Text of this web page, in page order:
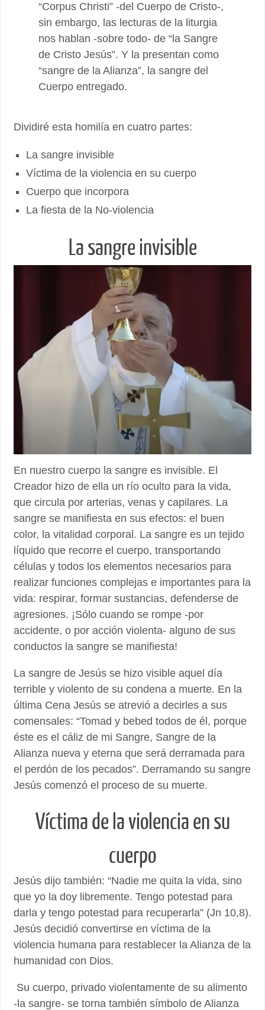
“Corpus Christi” -del Cuerpo de Cristo-,
sin embargo, las lecturas de la liturgia
nos hablan -sobre todo- de “la Sangre
de Cristo Jesús”. Y la presentan como
“sangre de la Alianza”, la sangre del
Cuerpo entregado.
Dividiré esta homilía en cuatro partes:
La sangre invisible
Víctima de la violencia en su cuerpo
Cuerpo que incorpora
La fiesta de la No-violencia
La sangre invisible
En nuestro cuerpo la sangre es invisible. El
Creador hizo de ella un río oculto para la vida,
que circula por arterias, venas y capilares. La
sangre se manifiesta en sus efectos: el buen
color, la vitalidad corporal. La sangre es un tejido
líquido que recorre el cuerpo, transportando
células y todos los elementos necesarios para
realizar funciones complejas e importantes para la
vida: respirar, formar sustancias, defenderse de
agresiones. ¡Sólo cuando se rompe -por
accidente, o por acción violenta- alguno de sus
conductos la sangre se manifiesta!
La sangre de Jesús se hizo visible aquel día
terrible y violento de su condena a muerte. En la
última Cena Jesús se atrevió a decirles a sus
comensales: “Tomad y bebed todos de él, porque
éste es el cáliz de mi Sangre, Sangre de la
Alianza nueva y eterna que será derramada para
el perdón de los pecados”. Derramando su sangre
Jesús comenzó el proceso de su muerte.
Víctima de la violencia en su
cuerpo
Jesús dijo también: “Nadie me quita la vida, sino
que yo la doy libremente. Tengo potestad para
darla y tengo potestad para recuperarla” (Jn 10,8).
Jesús decidió convertirse en víctima de la
violencia humana para restablecer la Alianza de la
humanidad con Dios.
Su cuerpo, privado violentamente de su alimento
-la sangre- se torna también símbolo de Alianza